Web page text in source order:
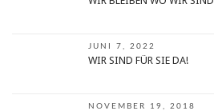
JUNI 7, 2022
WIR SIND FÜR SIE DA!
NOVEMBER 19, 2018